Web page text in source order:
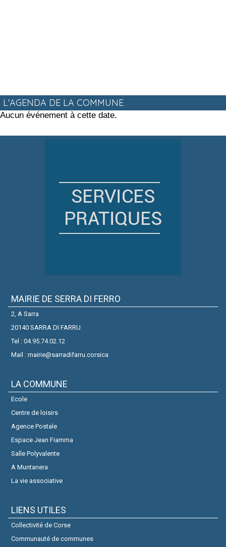
L'AGENDA DE LA COMMUNE
Aucun événement à cette date.
MAIRIE DE SERRA DI FERRO
2, A Sarra
20140 SARRA DI FARRU
Tel : 04.95.74.02.12
Mail : mairie@sarradifarru.corsica
LA COMMUNE
Ecole
Centre de loisirs
Agence Postale
Espace Jean Fiamma
Salle Polyvalente
A Muntanera
La vie associative
LIENS UTILES
Collectivité de Corse
Communauté de communes